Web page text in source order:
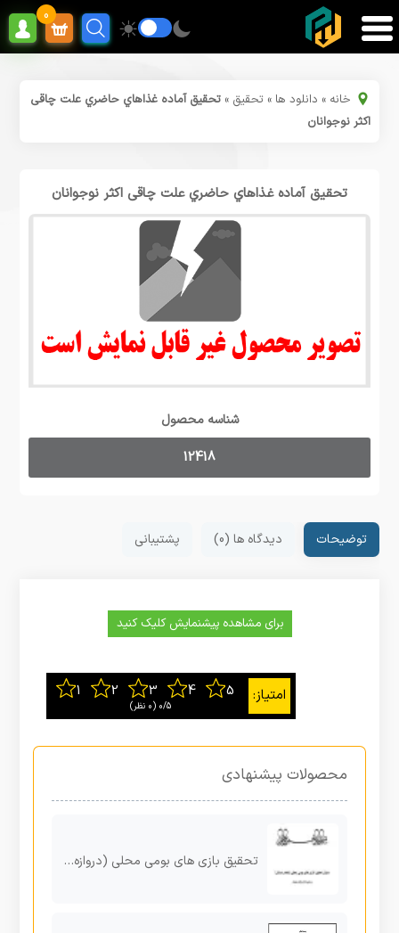
0
خانه » دانلود ها » تحقیق »تحقیق آماده غذاهاي حاضري علت چاقی
اکثر نوجوانان
تحقیق آماده غذاهاي حاضري علت چاقی اکثر نوجوانان
شناسه محصول
12418
توضیحات دیدگاه ها (0) پشتیبانی
برای مشاهده پیشنمایش کلیک کنید
0/5 ‫(0 نظر)
محصولات پیشنهادی
تحقیق بازی های بومی محلی (دروازه بان دایره ای)